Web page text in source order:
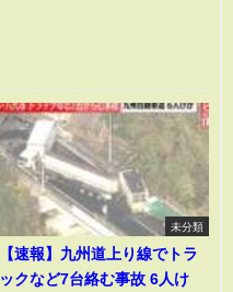
未分類
【速報】九州道上り線でトラ
ックなど7台絡む事故 6人け